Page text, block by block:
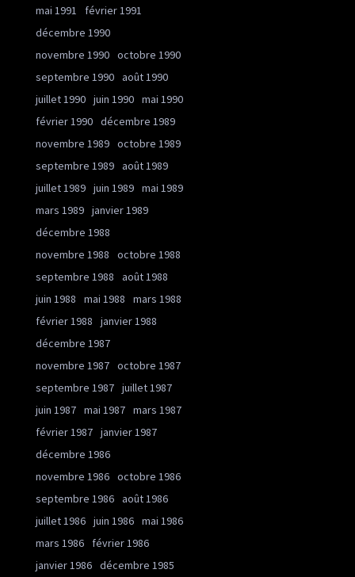
mai 1991
février 1991
décembre 1990
novembre 1990 octobre 1990
septembre 1990 août 1990
juillet 1990 juin 1990 mai 1990
février 1990 décembre 1989
novembre 1989 octobre 1989
septembre 1989 août 1989
juillet 1989 juin 1989 mai 1989
mars 1989 janvier 1989
décembre 1988
novembre 1988
octobre 1988
septembre 1988
août 1988
juin 1988
mai 1988
mars 1988
février 1988
janvier 1988
décembre 1987
novembre 1987 octobre 1987
septembre 1987 juillet 1987
juin 1987 mai 1987 mars 1987
février 1987 janvier 1987
décembre 1986
novembre 1986 octobre 1986
septembre 1986 août 1986
juillet 1986 juin 1986 mai 1986
mars 1986
février 1986
janvier 1986 décembre 1985